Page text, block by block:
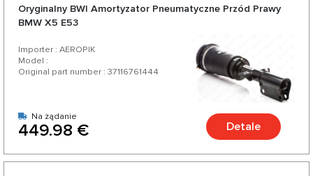
Oryginalny BWI Amortyzator Pneumatyczne Przód Prawy
BMW X5 E53
Importer : AEROPIK
Model :
Original part number : 37116761444
Na żądanie
449.98 € Detale